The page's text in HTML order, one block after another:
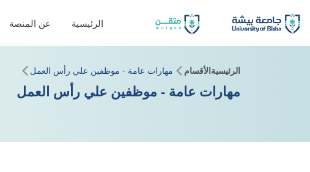
الرئيسية عن المنصة
الرئيسيةالأقسام مهارات عامة - موظفين علي رأس العمل
مهارات عامة - موظفين علي رأس العمل